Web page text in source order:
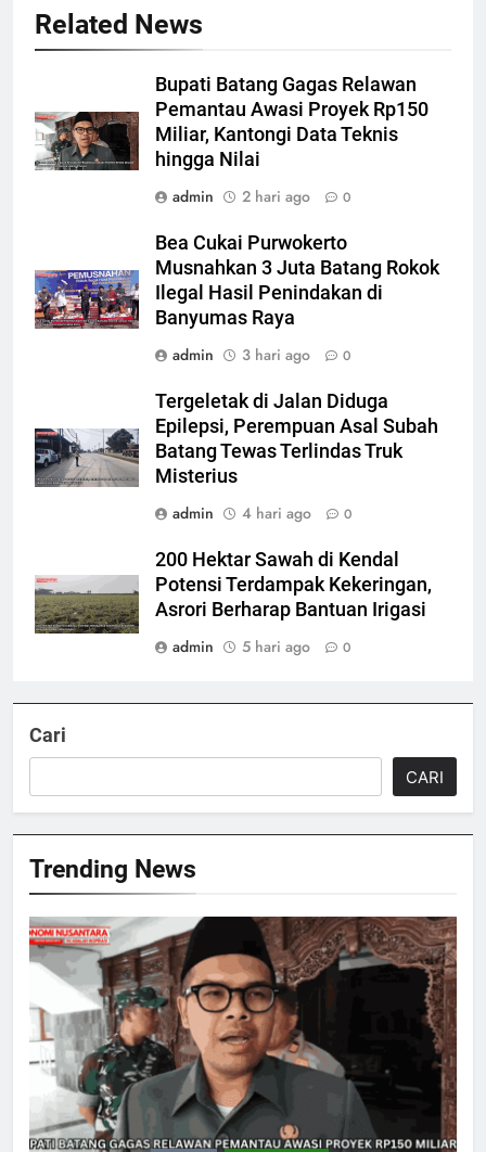
Related News
Bupati Batang Gagas Relawan
Pemantau Awasi Proyek Rp150
Miliar, Kantongi Data Teknis
hingga Nilai
admin
2 hari ago 0
Bea Cukai Purwokerto
Musnahkan 3 Juta Batang Rokok
Ilegal Hasil Penindakan di
Banyumas Raya
admin
3 hari ago 0
Tergeletak di Jalan Diduga
Epilepsi, Perempuan Asal Subah
Batang Tewas Terlindas Truk
Misterius
admin
4 hari ago 0
200 Hektar Sawah di Kendal
Potensi Terdampak Kekeringan,
Asrori Berharap Bantuan Irigasi
admin
5 hari ago 0
Cari
CARI
Trending News